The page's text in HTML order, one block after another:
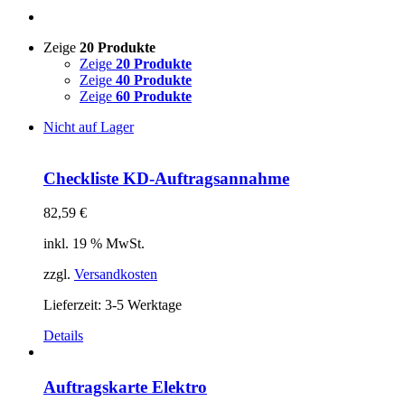
Zeige 20 Produkte
Zeige 20 Produkte
Zeige 40 Produkte
Zeige 60 Produkte
Nicht auf Lager
Checkliste KD-Auftragsannahme
82,59 €
inkl. 19 % MwSt.
zzgl. Versandkosten
Lieferzeit: 3-5 Werktage
Details
Auftragskarte Elektro